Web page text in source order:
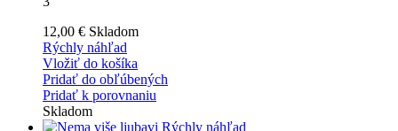
12,00 € Skladom
Rýchly náhľad
Vložiť do košíka
Pridať do obľúbených
Pridať k porovnaniu
Skladom
Rýchly náhľad